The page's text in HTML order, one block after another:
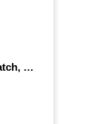
Programa con Scratch, un juego tipo frontón para vivir los cuartos de final contra Bélgica